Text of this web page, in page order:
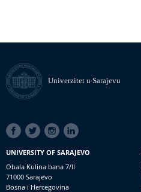
Univerzitet u Sarajevu
SOCIAL
LINKS
UNIVERSITY OF SARAJEVO
Obala Kulina bana 7/II
71000 Sarajevo
Bosna i Hercegovina